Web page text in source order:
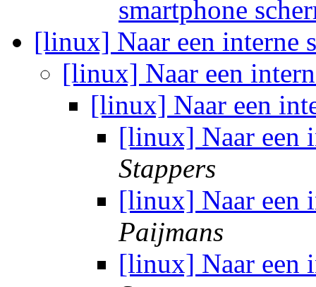
smartphone
[linux] Naar een interne
[linux] Naar een
[linux] Naar een
[linux] Naar een
Stappers
[linux] Naar een
Paijmans
[linux] Naar een